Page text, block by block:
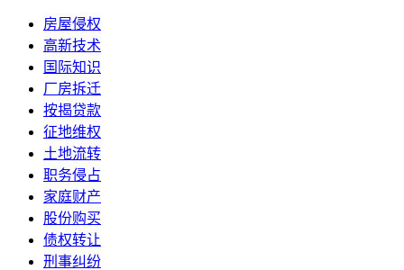
房屋侵权
高新技术
国际知识
厂房拆迁
按揭贷款
征地维权
土地流转
职务侵占
家庭财产
股份购买
债权转让
刑事纠纷